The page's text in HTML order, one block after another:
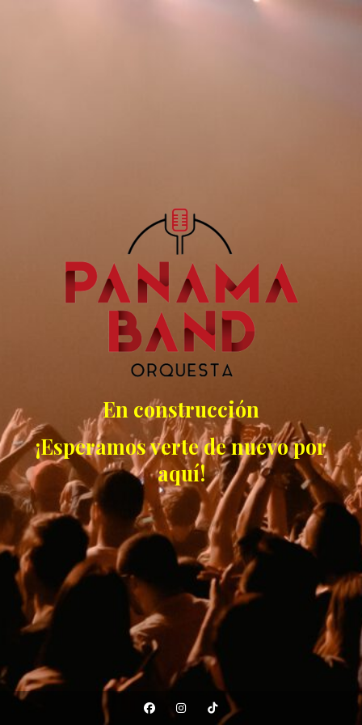
En construcción
¡Esperamos verte de nuevo por
aquí!